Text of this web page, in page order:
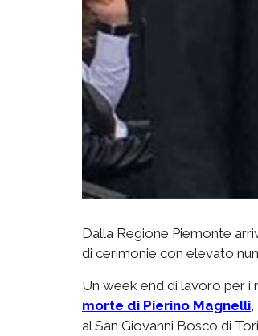
Dalla Regione Piemonte
di cerimonie con elevato
Un week end di lavoro per i
morte di Pierino Magnelli
al San Giovanni Bosco di